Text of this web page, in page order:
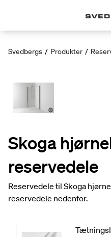
Svedbergs / Produkter /
Skoga
reservedele
Reservedele til Skoga
reservedele nedenfor.